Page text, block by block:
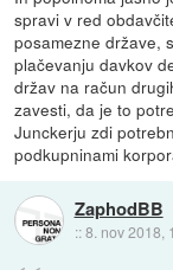
spravi v red
posamezne države,
plačevanju davkov
držav na račun
zavesti, da je to
Junckerju zdi
podkupninami
ZaphodBB
::8. nov 2018,